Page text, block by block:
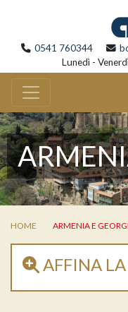
0541 760344
Lunedì -
HOME ARMENIA E
AFFINA